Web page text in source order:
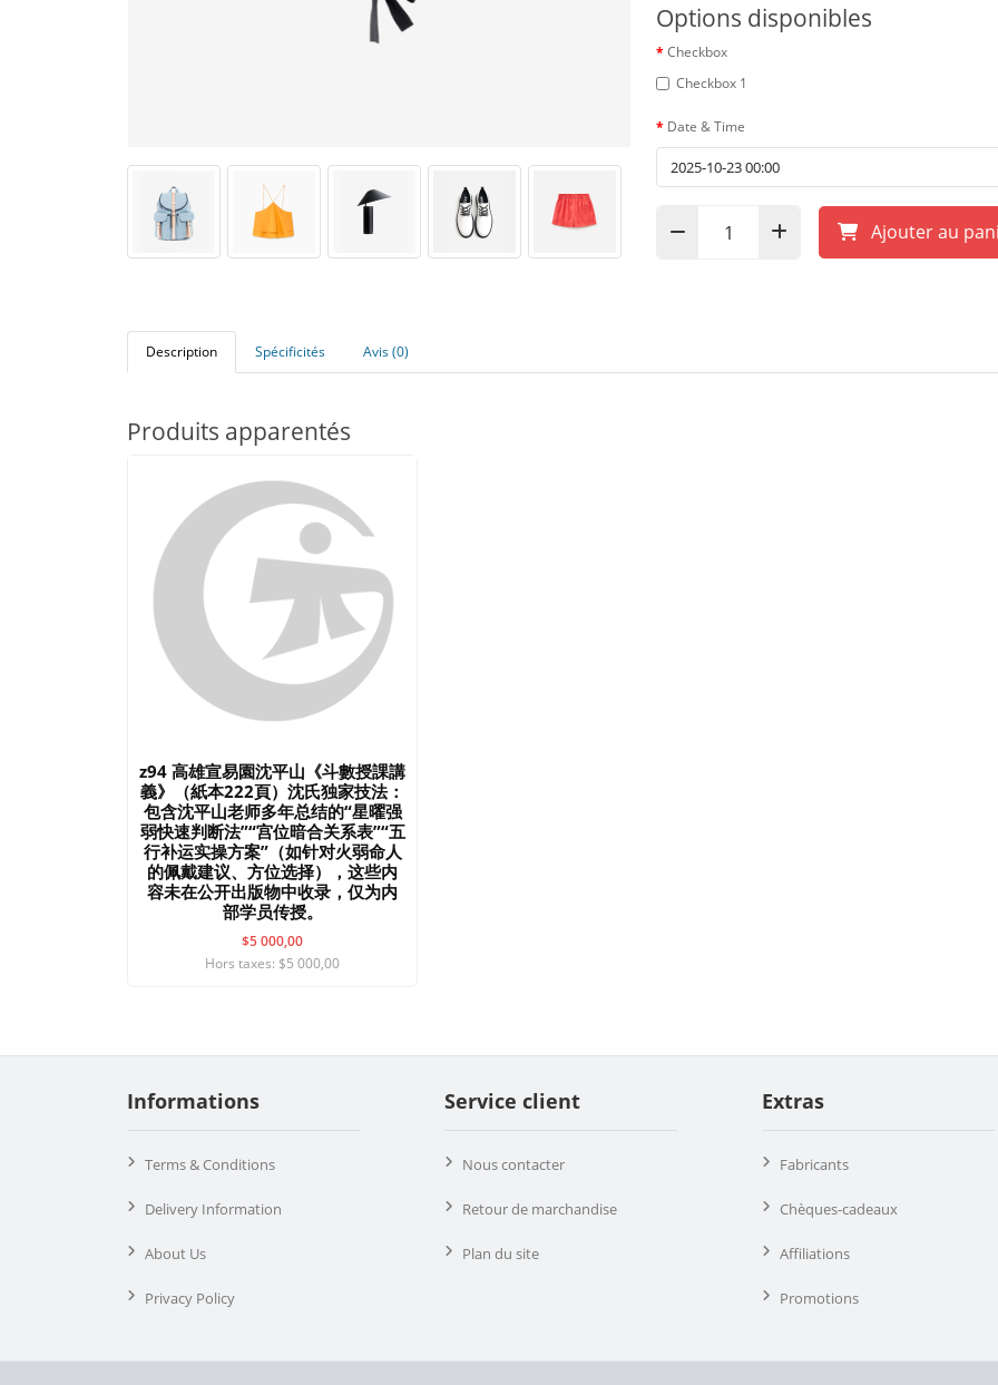
Options disponibles
Checkbox
Checkbox 1
Date & Time
Ajouter au
Description Spécificités Avis (0)
Produits apparentés
z94 高雄宣易園沈平山《斗數授課講
義》（紙本222頁）沈氏独家技法：
包含沈平山老师多年总结的“星曜强
弱快速判断法”“宫位暗合关系表”“五
行补运实操方案”（如针对火弱命人
的佩戴建议、方位选择），这些内
容未在公开出版物中收录，仅为内
部学员传授。
$5 000,00
Hors taxes: $5 000,00
Informations
Terms & Conditions
Delivery Information
About Us
Privacy Policy
Service client
Nous contacter
Retour de marchandise
Plan du site
Extras
Fabricants
Chèques-cadeaux
Affiliations
Promotions